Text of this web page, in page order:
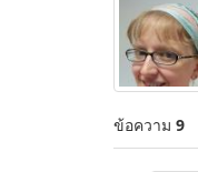
ข้อความ 9